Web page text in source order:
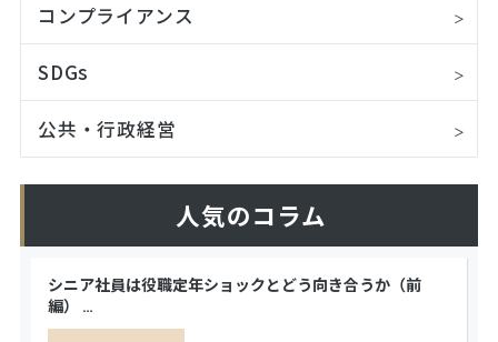
コンプライアンス
SDGs
公共・行政経営
人気のコラム
シニア社員は役職定年ショックとどう向き合うか（前
編）
…